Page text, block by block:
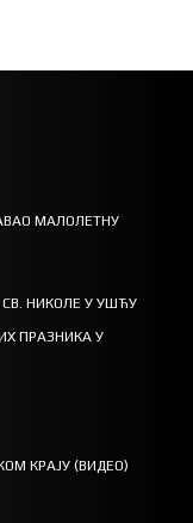
МАЛОЛЕТНУ
НИКОЛЕ У УШЋУ
ПРАЗНИКА У
КРАЈУ (ВИДЕО)